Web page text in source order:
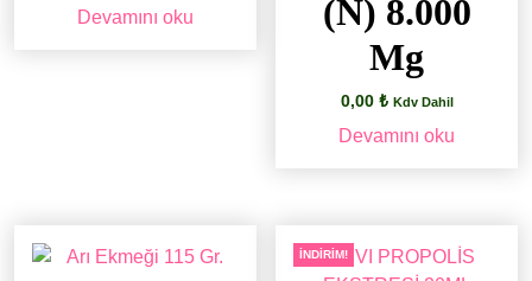
Devamını oku
(N) 8.000
Mg
0,00 ₺ Kdv Dahil
Devamını oku
İNDIRIM!